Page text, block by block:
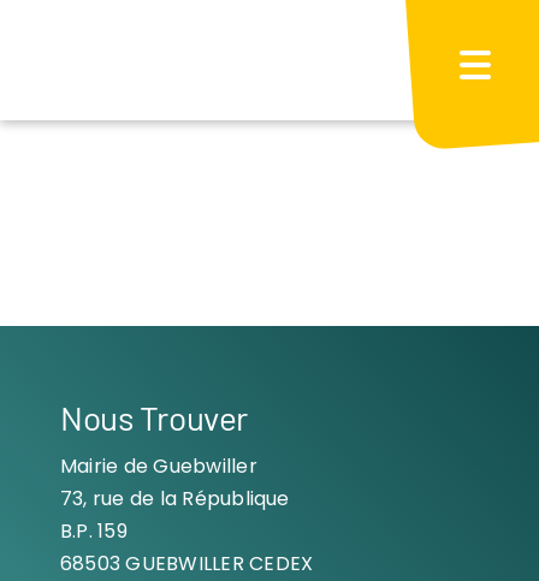
Nous Trouver
Mairie de Guebwiller
73, rue de la République
B.P. 159
68503 GUEBWILLER CEDEX